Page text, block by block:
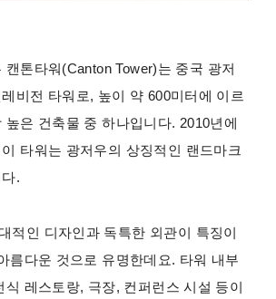
캔톤타워(Canton Tower)는 중국 광저
비전 타워로, 높이 약 600미터에 이르
높은 건축물 중 하나입니다. 2010년에
타워는 광저우의 상징적인 랜드마크
.
적인 디자인과 독특한 외관이 특징이
름다운 것으로 유명한데요. 타워 내부
식 레스토랑, 극장, 컨퍼런스 시설 등이